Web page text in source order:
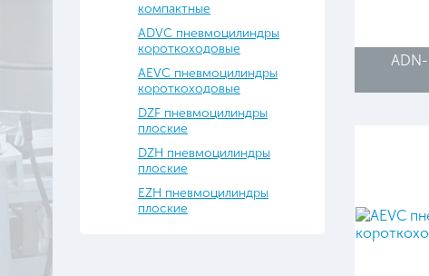
компактные
ADVC пневмоцилиндры
короткоходовые
AEVC пневмоцилиндры
короткоходовые
DZF пневмоцилиндры
плоские
DZH пневмоцилиндры
плоские
EZH пневмоцилиндры
плоские